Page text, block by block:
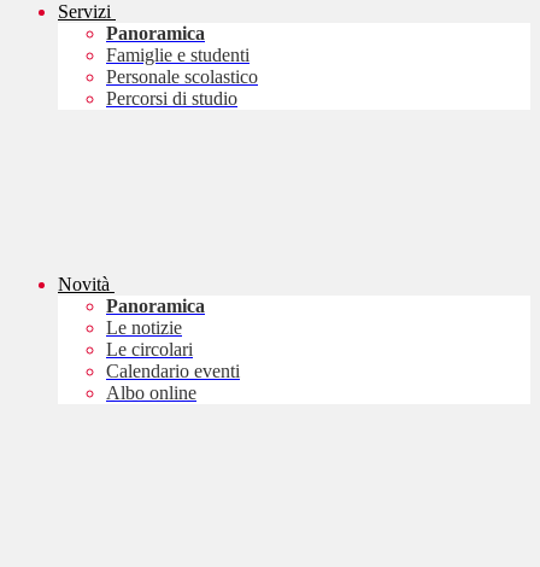
Servizi
Panoramica
Famiglie e studenti
Personale scolastico
Percorsi di studio
Novità
Panoramica
Le notizie
Le circolari
Calendario eventi
Albo online